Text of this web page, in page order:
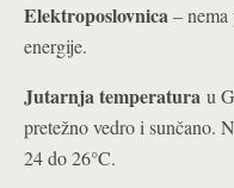
Elektroposlovnica–
energije.
Jutarnja temperatura u
pretežno vedro i sunčano.
24 do 26°C.